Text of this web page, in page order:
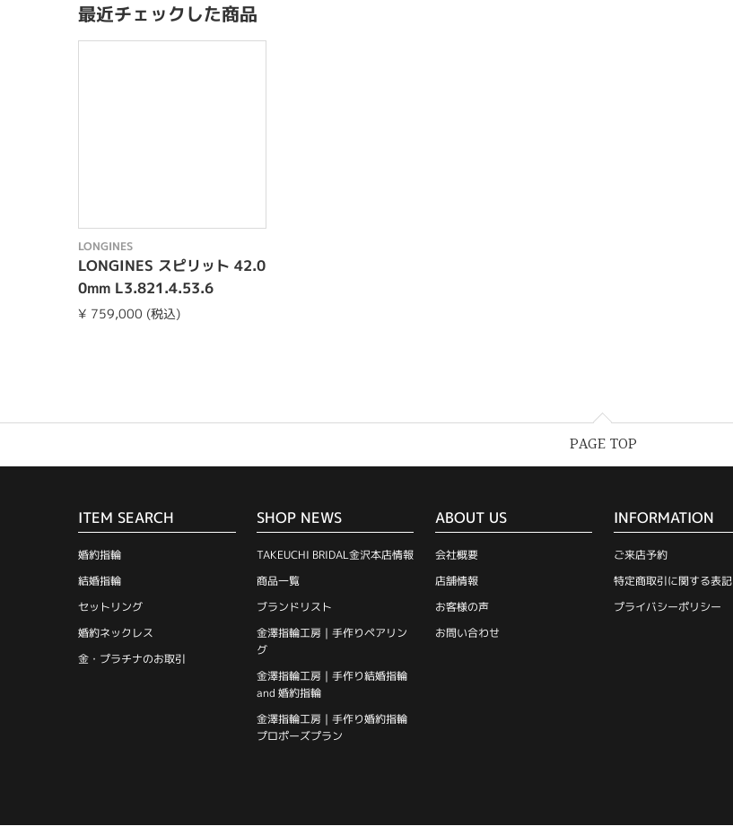
最近チェックした商品
LONGINES
LONGINES スピリット 42.0
0mm L3.821.4.53.6
¥ 759,000 (税込)
PAGE TOP
ITEM SEARCH
婚約指輪
結婚指輪
セットリング
婚約ネックレス
金・プラチナのお取引
SHOP NEWS
TAKEUCHI BRIDAL金沢本店情報
商品一覧
ブランドリスト
金澤指輪工房｜手作りペアリン
グ
金澤指輪工房｜手作り結婚指輪
and 婚約指輪
金澤指輪工房｜手作り婚約指輪
プロポーズプラン
ABOUT US
会社概要
店舗情報
お客様の声
お問い合わせ
INFORMATION
ご来店予約
特定商取引に関する表記
プライバシーポリシー